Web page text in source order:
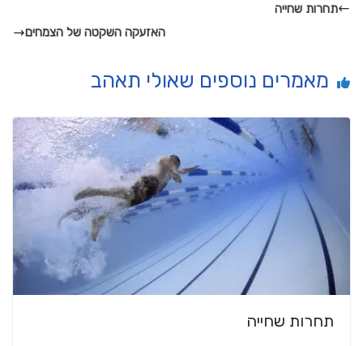
תחרות שחייה
האזעקה השקטה של הצמחים
מאמרים נוספים שאולי תאהב
תחרות שחייה